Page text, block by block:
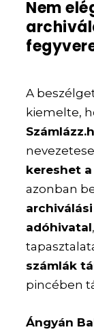
Nem
A
kiemelte,
kereshet
azonban
adóhivatal
számlák
pincében
Ángyán